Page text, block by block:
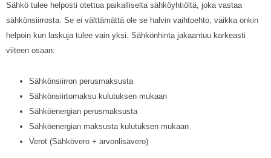
Sähkö tulee helposti otettua paikalliselta sähköyhtiöltä, joka vastaa
sähkönsiirrosta. Se ei välttämättä ole se halvin vaihtoehto, vaikka onkin
helpoin kun laskuja tulee vain yksi. Sähkönhinta jakaantuu karkeasti
viiteen osaan:
Sähkönsiirron perusmaksusta
Sähkönsiirtomaksu kulutuksen mukaan
Sähköenergian perusmaksusta
Sähköenergian maksusta kulutuksen mukaan
Verot (Sähkövero + arvonlisävero)